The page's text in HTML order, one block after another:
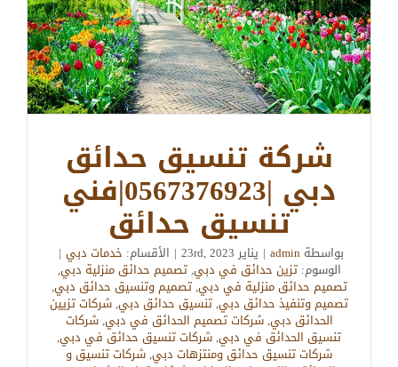
شركة تنسيق حدائق
دبي |0567376923|فني
تنسيق حدائق
بواسطة admin
| يناير 23rd, 2023 | الأقسام: خدمات دبي |
الوسوم:تزين حدائق في دبي,تصميم حدائق منزلية دبي,
تصميم حدائق منزلية في دبي,تصميم وتنسيق حدائق دبي,
تصميم وتنفيذ حدائق دبي,تنسيق حدائق دبي,شركات تزيين
الحدائق دبي,شركات تصميم الحدائق في دبي,شركات
تنسيق الحدائق في دبي,شركات تنسيق حدائق في دبي,
شركات تنسيق حدائق ومنتزهات دبي,شركات تنسيق و